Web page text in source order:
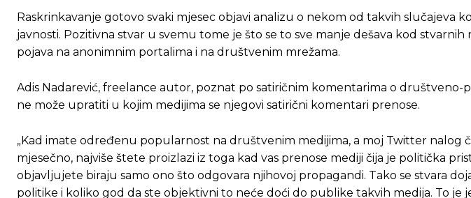
Pusti
[wpuf_form id=”7463”]
Pusti
[wpuf_form id=”7463”]
Raskrinkavanje gotovo svaki mjesec objavi analizu o nekom od takvih slučajeva
javnosti. Pozitivna stvar u svemu tome je što se to sve manje dešava kod
pojava na anonimnim portalima i na društvenim mrežama.
Adis Nadarević, freelance autor, poznat po satiričnim komentarima o društveno-
ne može upratiti u kojim medijima se njegovi satirični komentari prenose.
„Kad imate određenu popularnost na društvenim medijima, a moj Twitter nalog
mjesečno, najviše štete proizlazi iz toga kad vas prenose mediji čija je politička
objavljujete biraju samo ono što odgovara njihovoj propagandi. Tako se stvara
politike i koliko god da ste objektivni to neće doći do publike takvih medija. To je